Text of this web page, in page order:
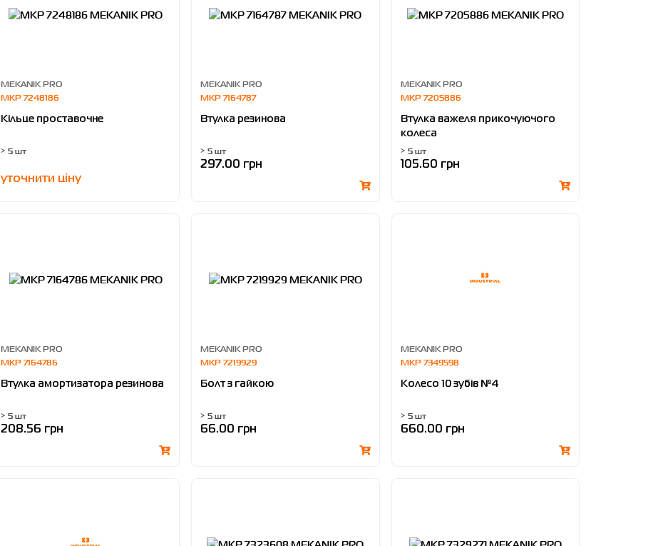
MEKANIK PRO
MKP 7248186
Кільце проставочне
> 5 шт
уточнити ціну
MEKANIK PRO
MKP 7164787
Втулка резинова
> 5 шт
297.00 грн
MEKANIK PRO
MKP 7205886
Втулка важеля прикочуючого
колеса
> 5 шт
105.60 грн
MEKANIK PRO
MKP 7164786
Втулка амортизатора резинова
> 5 шт
208.56 грн
MEKANIK PRO
MKP 7219929
Болт з гайкою
> 5 шт
66.00 грн
MEKANIK PRO
MKP 7349598
Колесо 10 зубів №4
> 5 шт
660.00 грн